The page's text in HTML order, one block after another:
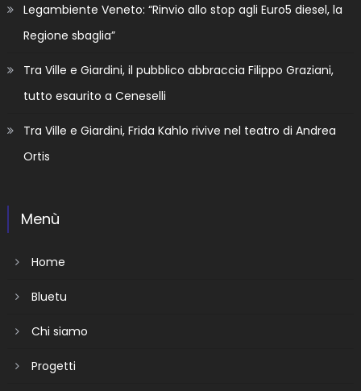
Legambiente Veneto: “Rinvio allo stop agli Euro5 diesel, la
Regione sbaglia”
Tra Ville e Giardini, il pubblico abbraccia Filippo Graziani,
tutto esaurito a Ceneselli
Tra Ville e Giardini, Frida Kahlo rivive nel teatro di Andrea
Ortis
Menù
Home
Bluetu
Chi siamo
Progetti